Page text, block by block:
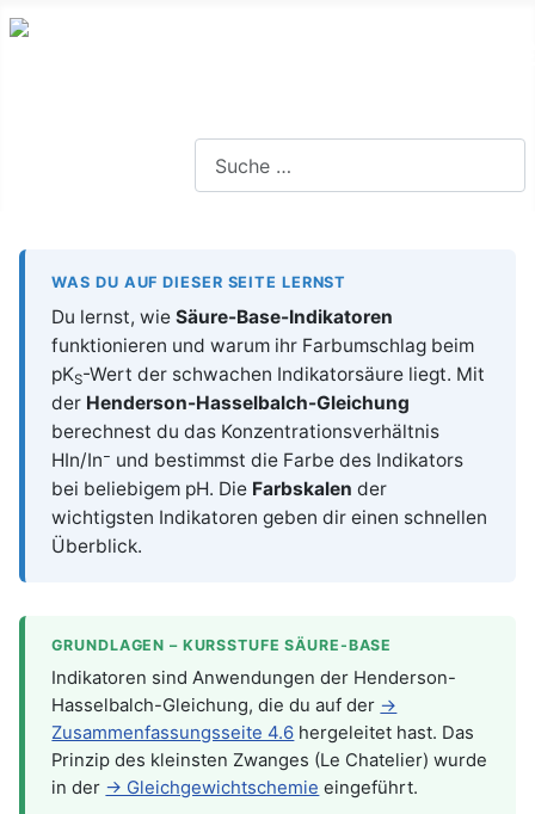
WAS DU AUF DIESER SEITE LERNST
Du lernst, wieSäure-Base-Indikatoren
funktionieren und warum ihr Farbumschlag beim
pKS-Wert der schwachen Indikatorsäure liegt. Mit
der Henderson-Hasselbalch-Gleichung
berechnest du das Konzentrationsverhältnis
HIn/In⁻ und bestimmst die Farbe des Indikators
bei beliebigem pH. Die Farbskalen der
wichtigsten Indikatoren geben dir einen schnellen
Überblick.
GRUNDLAGEN – KURSSTUFE SÄURE-BASE
Indikatoren sind Anwendungen der Henderson-
Hasselbalch-Gleichung, die du auf der →
Zusammenfassungsseite 4.6 hergeleitet hast. Das
Prinzip des kleinsten Zwanges (Le Chatelier) wurde
in der → Gleichgewichtschemie eingeführt.